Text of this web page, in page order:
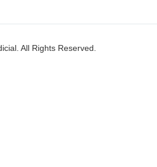
All Rights Reserved.